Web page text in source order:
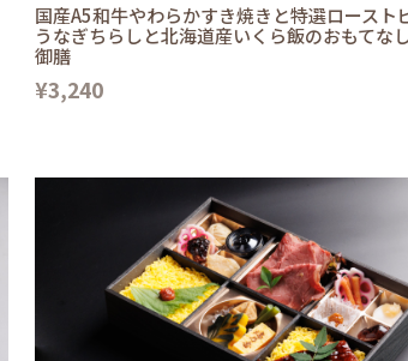
国産A5和牛やわらかすき焼きと特選ロースト
うなぎちらしと北海道産いくら飯のおもてな
御膳
¥3,240